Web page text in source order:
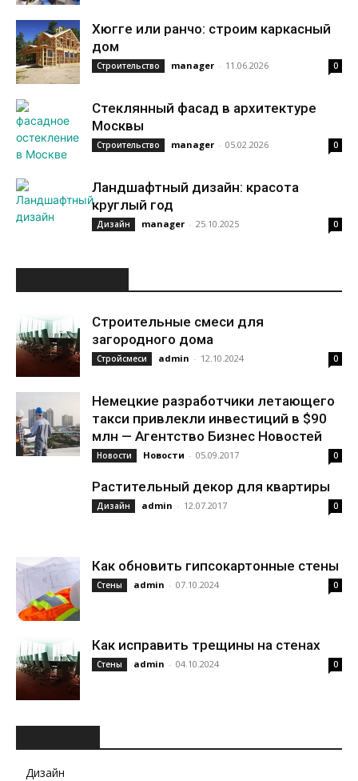
Хюгге или ранчо: строим каркасный
дом
Строительство manager - 11.06.2026 0
Стеклянный фасад в архитектуре
Москвы
Строительство manager - 05.02.2026 0
Ландшафтный дизайн: красота
круглый год
Дизайн manager - 25.10.2025 0
Строительные смеси для
загородного дома
Стройсмеси admin - 12.10.2024 0
Немецкие разработчики летающего
такси привлекли инвестиций в $90
млн — Агентство Бизнес Новостей
Новости Новости - 05.09.2017 0
Растительный декор для квартиры
Дизайн admin - 12.07.2017 0
Как обновить гипсокартонные стены
Стены admin - 07.10.2024 0
Как исправить трещины на стенах
Стены admin - 04.10.2024 0
Дизайн